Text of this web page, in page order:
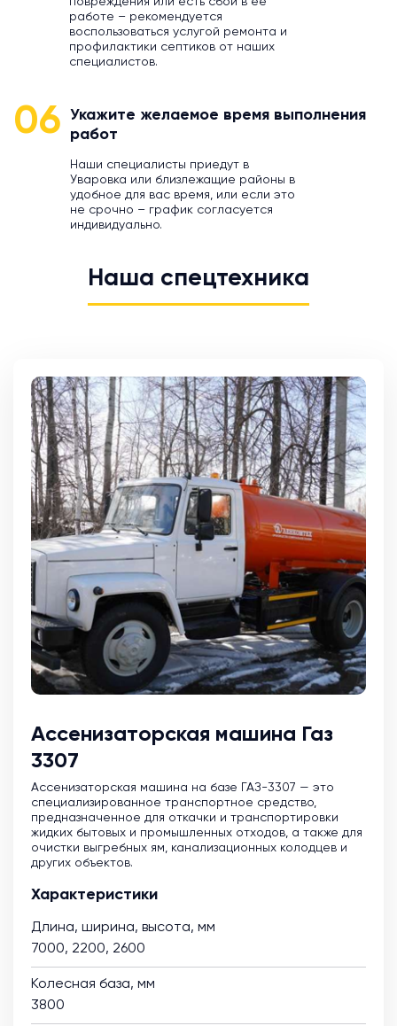
работе – рекомендуется
воспользоваться услугой ремонта и
профилактики септиков от наших
специалистов.
06
Укажите желаемое время выполнения
работ
Наши специалисты приедут в
Уваровка или близлежащие районы в
удобное для вас время, или если это
не срочно – график согласуется
индивидуально.
Наша спецтехника
Ассенизаторская машина Газ
3307
Ассенизаторская машина на базе ГАЗ-3307 — это
специализированное транспортное средство,
предназначенное для откачки и транспортировки
жидких бытовых и промышленных отходов, а также для
очистки выгребных ям, канализационных колодцев и
других объектов.
Характеристики
Длина, ширина, высота, мм
7000, 2200, 2600
Колесная база, мм
3800